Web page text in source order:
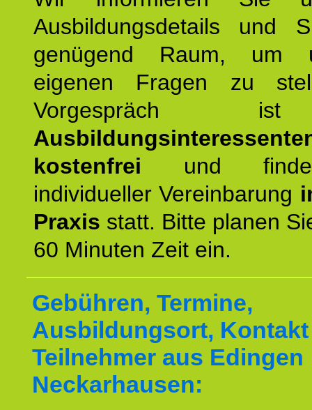
Ausbildungsdetails und
genügend Raum, um
eigenen Fragen zu
kostenfrei und
individueller Vereinbarung
Praxis statt. Bitte planen
60 Minuten Zeit ein.
Gebühren, Termine,
Ausbildungsort,
Teilnehmer aus Edingen
Neckarhausen: